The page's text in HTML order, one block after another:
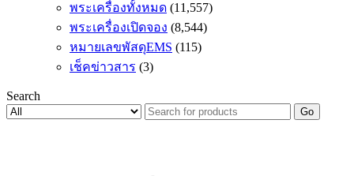
พระเครื่องทั้งหมด (11,557)
พระเครื่องเปิดจอง (8,544)
หมายเลขพัสดุEMS (115)
เช็คข่าวสาร (3)
Search
Go